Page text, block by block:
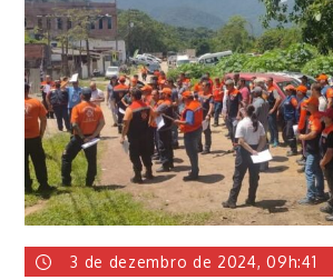
3 de dezembro de 2024, 09h:41